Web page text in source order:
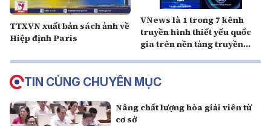
TTXVN xuất bản sách ảnh về
Hiệp định Paris
VNews là 1 trong 7 kênh
truyền hình thiết yếu quốc
gia trên nền tảng truyền
TIN CÙNG CHUYÊN MỤC
Nâng chất lượng hòa giải viên từ
cơ sở